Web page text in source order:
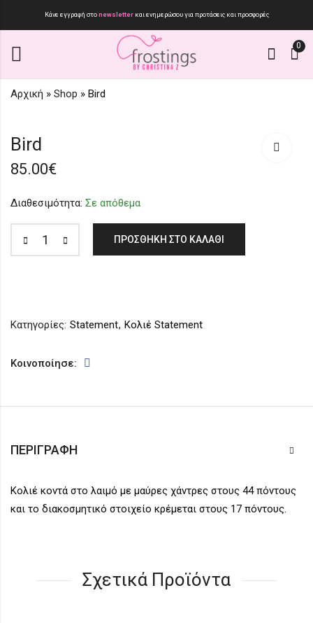
Κάνε εγγραφή στοnewsletter και ενημερώσου για προτάσεις και προσφορές
0
Αρχική » Shop » Bird
Bird
85.00€
Διαθεσιμότητα: Σε απόθεμα
ΠΡΟΣΘΉΚΗ ΣΤΟ ΚΑΛΆΘΙ
Κατηγορίες: Statement, Κολιέ Statement
Κοινοποίησε:
ΠΕΡΙΓΡΑΦΉ
Κολιέ κοντά στο λαιμό με μαύρες χάντρες στους 44 πόντους
και το διακοσμητικό στοιχείο κρέμεται στους 17 πόντους.
Σχετικά Προϊόντα